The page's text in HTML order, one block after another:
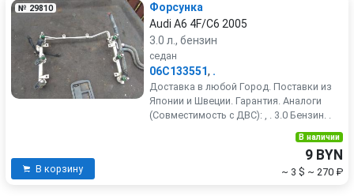
№ 29810
Форсунка
Audi A6 4F/C6 2005
3.0 л., бензин
седан
06C133551, .
Доставка в любой Город. Поставки из
Японии и Швеции. Гарантия. Аналоги
(Совместимость с ДВС): , . 3.0 Бензин. .
В корзину
В наличии
9 BYN
~ 3 $ ~ 270 ₽